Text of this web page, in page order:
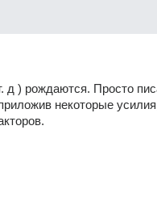
) рождаются. Просто
некоторые